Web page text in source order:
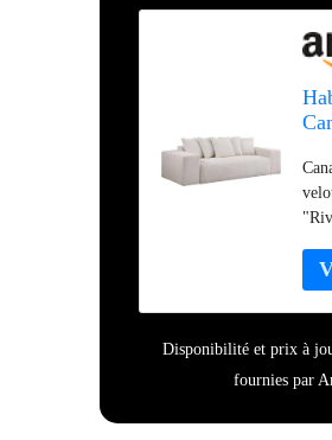
Disponibilité et prix à
fournies par